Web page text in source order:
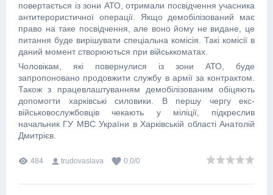
повертається із зони АТО, отримали посвідчення учасника
антитерористичної операції. Якщо демобілізований має
право на таке посвідчення, але воно йому не видане, це
питання буде вирішувати спеціальна комісія. Такі комісії в
даний момент створюються при військкоматах.
Чоловікам, які повернулися із зони АТО, буде
запропоновано продовжити службу в армії за контрактом.
Також з працевлаштуванням демобілізованим обіцяють
допомогти харківські силовики. В першу чергу екс-
військовослужбовців чекають у міліції, підкреслив
начальник ГУ МВС України в Харківській області Анатолій
Дмитрієв.
484 trudovaslava 0.0/0